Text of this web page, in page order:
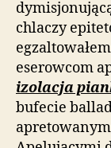
chlaczy
eserowcom
izolacja
bufecie